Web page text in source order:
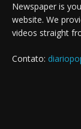
Newspaper is
website. We
videos straight
Contato: